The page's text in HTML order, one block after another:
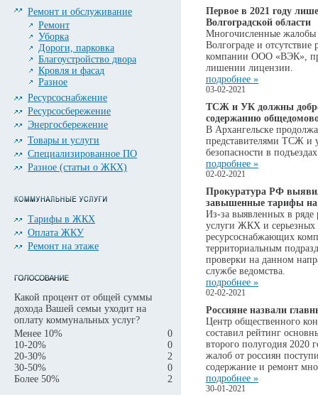
Ремонт и обслуживание
Ремонт
Уборка
Дороги, парковка
Благоустройство двора
Кровля и фасад
Разное
Ресурсоснабжение
Ресурсосбережение
Энергосбережение
Товары и услуги
Специализированное ПО
Разное (статьи о ЖКХ)
Тарифы в ЖКХ
Оплата ЖКУ
Ремонт на этаже
Какой процент от общей суммы
дохода Вашей семьи уходит на
оплату коммунальных услуг?
Менее 10%
0
10-20%
0
20-30%
2
30-50%
0
Более 50%
2
Первое в 2021 году
Волгоградской области
Многочисленные
Волгограде и
компании ООО «ВЭК»,
лишении лицензии.
подробнее »
03-02-2021
ТСЖ и УК должны
содержанию
В Архангельске
представителями ТСЖ и
безопасности в
подробнее »
02-02-2021
Прокуратура РФ
завышенные тарифы
Из-за выявленных в ряде
услуги ЖКХ и серьезных
ресурсоснабжающих
территориальным
проверки на данном
службе ведомства.
подробнее »
02-02-2021
Россияне назвали
Центр общественного
составил рейтинг
второго полугодия 2020
жалоб от россиян
содержание и ремонт
подробнее »
30-01-2021